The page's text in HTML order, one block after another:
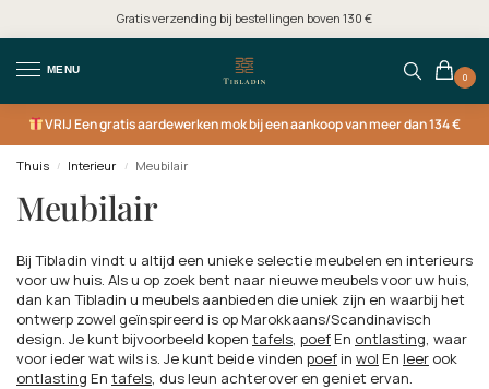
Gratis verzending bij bestellingen boven 130 €
MENU
0
VRIJEen gratis aardewerken mok bij een aankoop van meer dan 134 €
Thuis / Interieur / Meubilair
Meubilair
Bij Tibladin vindt u altijd een unieke selectie meubelen en interieurs
voor uw huis. Als u op zoek bent naar nieuwe meubels voor uw huis,
dan kan Tibladin u meubels aanbieden die uniek zijn en waarbij het
ontwerp zowel geïnspireerd is op Marokkaans/Scandinavisch
design. Je kunt bijvoorbeeld kopen tafels poef En ontlasting , waar
voor ieder wat wils is. Je kunt beide vinden poef in wol En leer ook
ontlasting En tafels , dus leun achterover en geniet ervan.